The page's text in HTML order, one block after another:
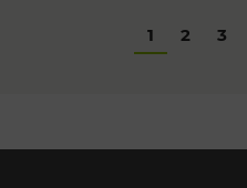
1 2 3